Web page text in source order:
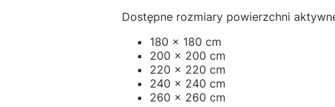
Dostępne rozmiary powierzchni
180 x 180 cm
200 x 200 cm
220 x 220 cm
240 x 240 cm
260 x 260 cm